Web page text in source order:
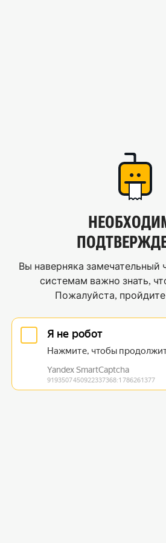
Вы наверняка замечательный
системам важно знать,
Пожалуйста,